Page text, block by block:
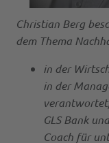
Christian Berg
dem Thema
in der
in der
GLS Bank
Coach für